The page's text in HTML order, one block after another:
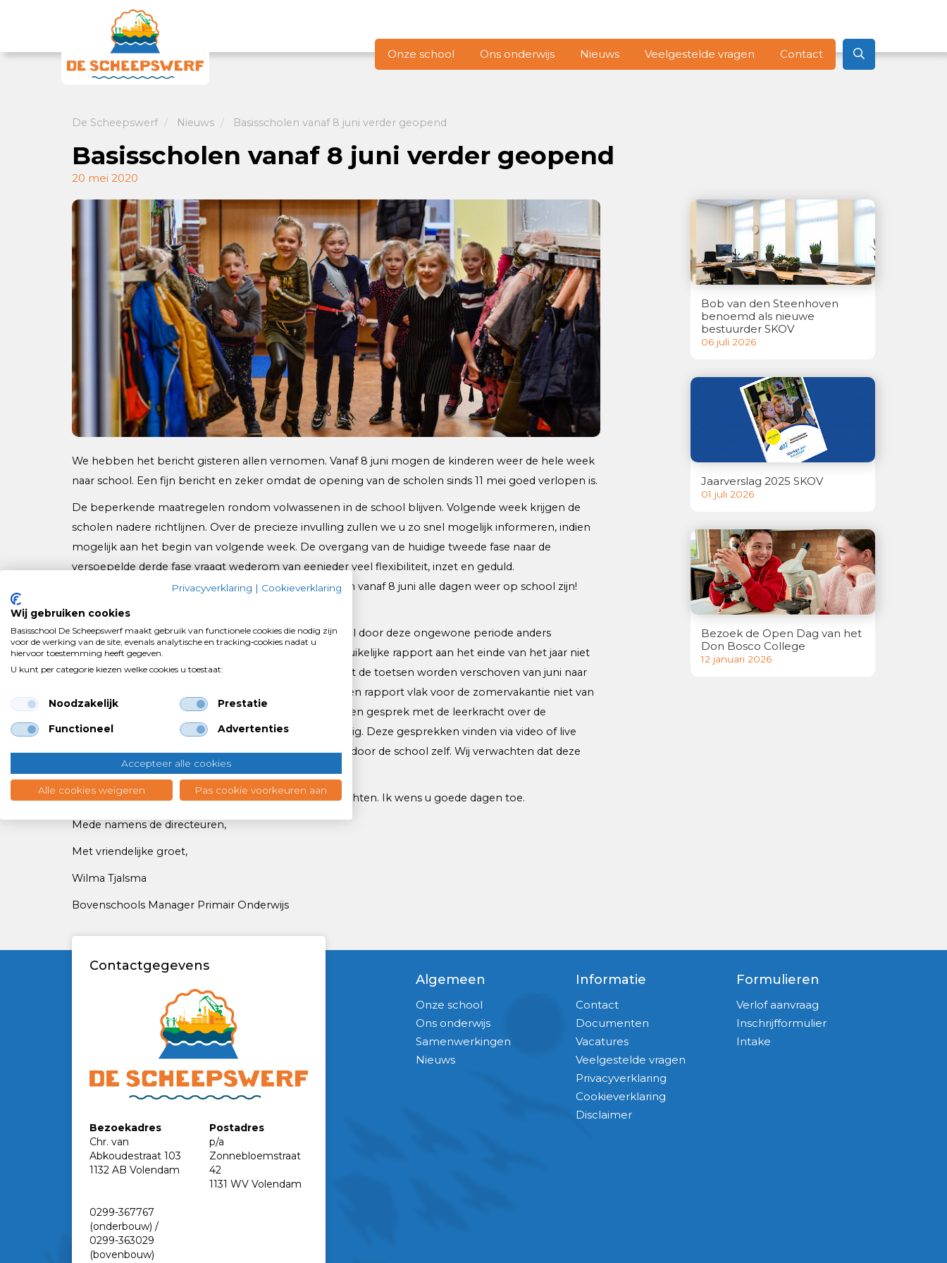
Onze school Ons onderwijs Nieuws Veelgestelde vragen Contact
De Scheepswerf Nieuws Basisscholen vanaf 8 juni verder geopend
Basisscholen vanaf 8 juni verder geopend
20 mei 2020
We hebben het bericht gisteren allen vernomen. Vanaf 8 juni mogen de kinderen weer de hele week
naar school. Een fijn bericht en zeker omdat de opening van de scholen sinds 11 mei goed verlopen is.
De beperkende maatregelen rondom volwassenen in de school blijven. Volgende week krijgen de
scholen nadere richtlijnen. Over de precieze invulling zullen we u zo snel mogelijk informeren, indien
mogelijk aan het begin van volgende week. De overgang van de huidige tweede fase naar de
versoepelde derde fase vraagt wederom van eenieder veel flexibiliteit, inzet en geduld.
Een ding is zeker. U kunt ervan uitgaan dat de kinderen vanaf 8 juni alle dagen weer op school zijn!
Verder informeren wij u graag over het volgende:
De rapportage over de ontwikkelingen van uw kind zal door deze ongewone periode anders
verlopen. In gezamenlijkheid is besloten dat het gebruikelijke rapport aan het einde van het jaar niet
zal worden opgesteld. Belangrijke reden hiervoor is dat de toetsen worden verschoven van juni naar
september. Met het ontbreken van die gegevens is een rapport vlak voor de zomervakantie niet van
betekenis. Wel worden alle ouders uitgenodigd voor een gesprek met de leerkracht over de
voortgang. Kinderen vanaf groep 5 zijn daarbij aanwezig. Deze gesprekken vinden via video of live
plaats in de maand juni. U wordt verder geïnformeerd door de school zelf. Wij verwachten dat deze
gesprekken een goed alternatief bieden.
Voor nu staat een lang en zonnig weekend ons te wachten. Ik wens u goede dagen toe.
Mede namens de directeuren,
Met vriendelijke groet,
Wilma Tjalsma
Bovenschools Manager Primair Onderwijs
Bob van den Steenhoven
benoemd als nieuwe
bestuurder SKOV
06 juli 2026
Jaarverslag 2025 SKOV
01 juli 2026
Bezoek de Open Dag van het
Don Bosco College
12 januari 2026
Contactgegevens
Bezoekadres
Chr. van
Abkoudestraat 103
1132 AB Volendam
Postadres
p/a
Zonnebloemstraat
42
1131 WV Volendam
0299-367767
(onderbouw) /
0299-363029
(bovenbouw)
Algemeen
Onze school
Ons onderwijs
Samenwerkingen
Nieuws
Informatie
Contact
Documenten
Vacatures
Veelgestelde vragen
Privacyverklaring
Cookieverklaring
Disclaimer
Formulieren
Verlof aanvraag
Inschrijfformulier
Intake
Privacyverklaring | Cookieverklaring
Wij gebruiken cookies
Basisschool De Scheepswerf maakt gebruik van functionele cookies die nodig zijn
voor de werking van de site, evenals analytische en tracking‑cookies nadat u
hiervoor toestemming heeft gegeven.
U kunt per categorie kiezen welke cookies u toestaat:
Noodzakelijk Prestatie
Functioneel Advertenties
Accepteer alle cookies
Alle cookies weigeren Pas cookie voorkeuren aan